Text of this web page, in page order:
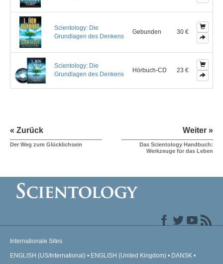
Scientology: Die
Grundlagen des Denkens
Gebunden 30 €
Scientology: Die
Grundlagen des Denkens
Hörbuch-CD 23 €
« Zurück
Der Weg zum Glücklichsein
Weiter »
Das Scientology Handbuch:
Werkzeuge für das Leben
Internationale Sites
ENGLISH (US/International) ENGLISH (United Kingdom) DANSK